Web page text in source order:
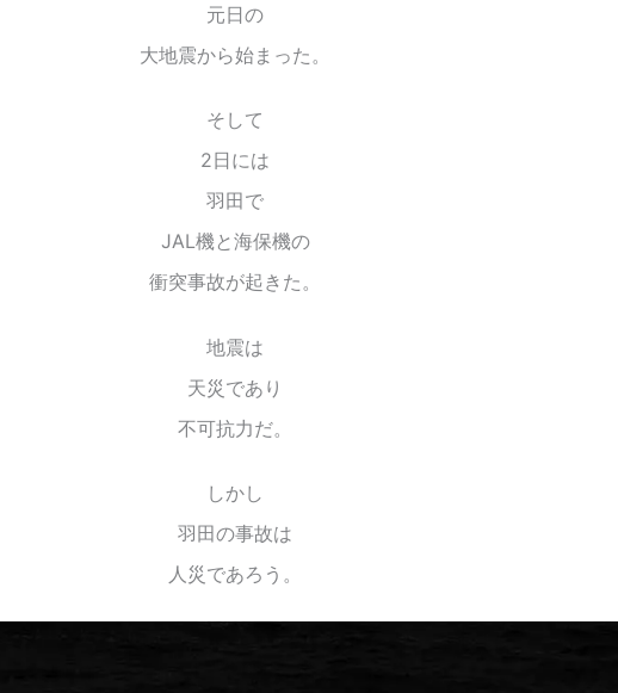
元日の
大地震から始まった。
そして
2日には
羽田で
JAL機と海保機の
衝突事故が起きた。
地震は
天災であり
不可抗力だ。
しかし
羽田の事故は
人災であろう。